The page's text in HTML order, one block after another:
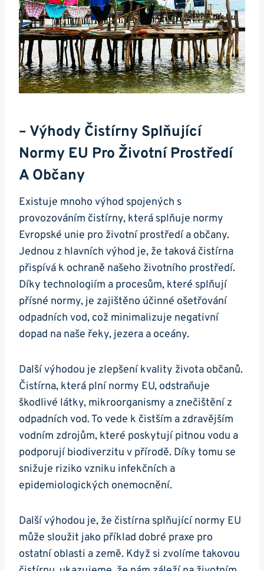
– Výhody Čistírny Splňující
Normy EU Pro Životní Prostředí
A Občany
Existuje mnoho výhod spojených s
provozováním čistírny, která splňuje normy
Evropské unie pro životní prostředí a občany.
Jednou z hlavních výhod je, že taková čistírna
přispívá k ochraně našeho životního prostředí.
Díky technologiím a procesům, které splňují
přísné normy, je zajištěno účinné ošetřování
odpadních vod, což minimalizuje negativní
dopad na naše řeky, jezera a oceány.
Další výhodou je zlepšení kvality života občanů.
Čistírna, která plní normy EU, odstraňuje
škodlivé látky, mikroorganismy a znečištění z
odpadních vod. To vede k čistším a zdravějším
vodním zdrojům, které poskytují pitnou vodu a
podporují biodiverzitu v přírodě. Díky tomu se
snižuje riziko vzniku infekčních a
epidemiologických onemocnění.
Další výhodou je, že čistírna splňující normy EU
může sloužit jako příklad dobré praxe pro
ostatní oblasti a země. Když si zvolíme takovou